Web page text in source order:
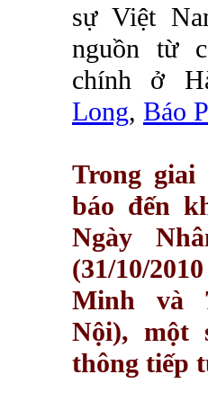
sự Việt
nguồn từ
chính ở
Long, Báo
Trong giai
báo đến
Ngày
(31/10/
Minh và
Nội), một
thông tiếp